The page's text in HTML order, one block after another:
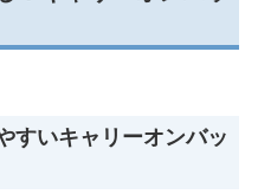
すいキャリーオンバッ